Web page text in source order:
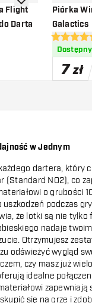
Flight
Darta
recenzji
dodaj do listy życzeń
Piórka
Galactics
4.5
Dostępny
7 zł
w Jednym
dartera, który
(Standard NO2), co
o grubości
podczas
że lotki są nie tylko
nadaje
Otrzymujesz
odświeżyć wygląd
czy masz już
idealne
zapewniają
się na grze i